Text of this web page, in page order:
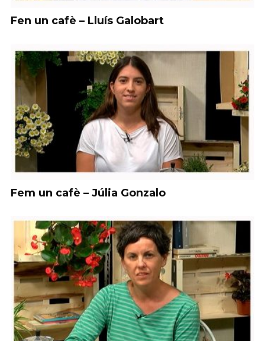
Fen un cafè – Lluís Galobart
Fem un cafè – Júlia Gonzalo